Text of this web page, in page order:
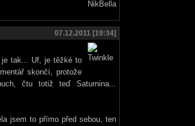
07.12.2011 [19:34]
je tak... Uf, je těžké to
skončí, protože
čtu totiž teď Saturnina...
jsem to přímo před sebou, ten